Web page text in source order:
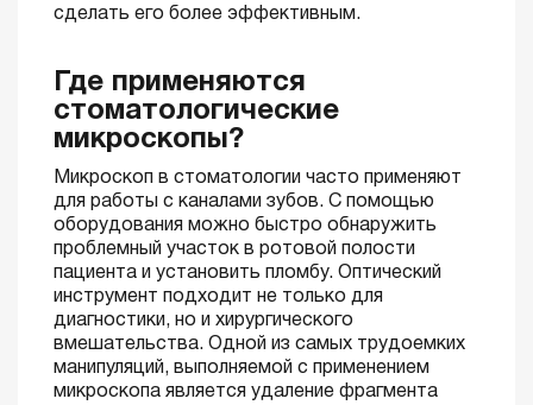
сделать его более эффективным.
Где применяются
стоматологические
микроскопы?
Микроскоп в стоматологии часто применяют
для работы с каналами зубов. С помощью
оборудования можно быстро обнаружить
проблемный участок в ротовой полости
пациента и установить пломбу. Оптический
инструмент подходит не только для
диагностики, но и хирургического
вмешательства. Одной из самых трудоемких
манипуляций, выполняемой с применением
микроскопа является удаление фрагмента